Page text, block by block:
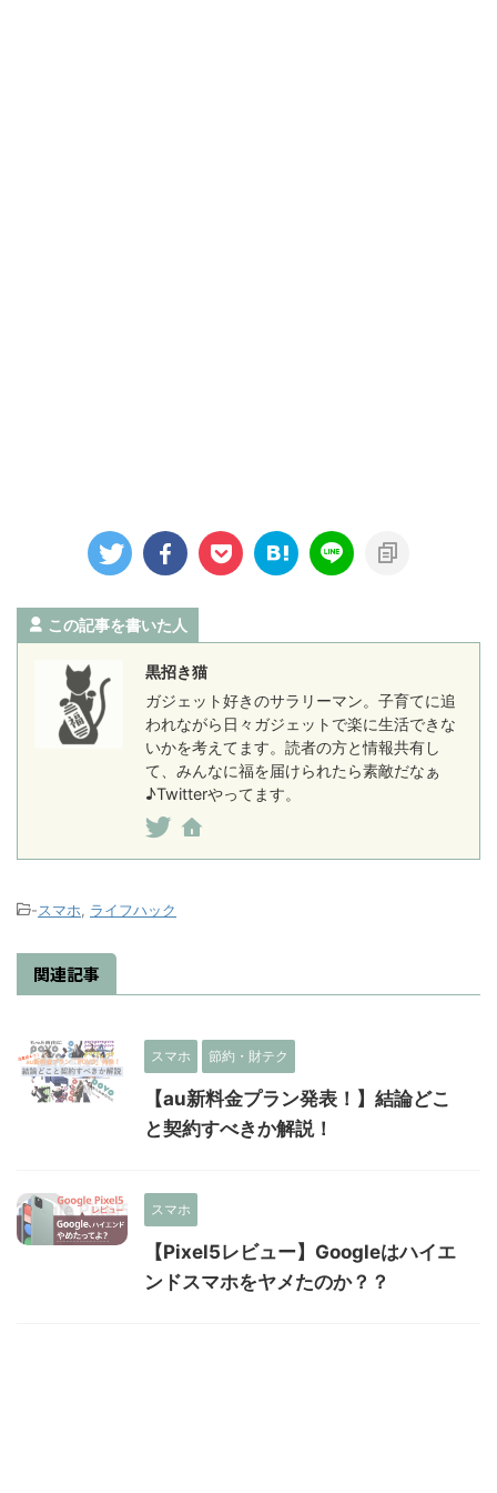
この記事を書いた人
黒招き猫
ガジェット好きのサラリーマン。子育てに追
われながら日々ガジェットで楽に生活できな
いかを考えてます。読者の方と情報共有し
て、みんなに福を届けられたら素敵だなぁ
♪Twitterやってます。
-スマホ, ライフハック
関連記事
スマホ 節約・財テク
【au新料金プラン発表！】結論どこ
と契約すべきか解説！
スマホ
【Pixel5レビュー】Googleはハイエ
ンドスマホをヤメたのか？？